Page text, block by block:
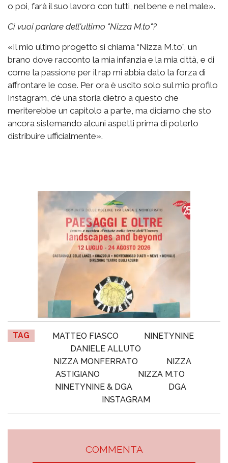
o poi, farà il suo lavoro con tutti, nel bene e nel male».
Ci vuoi parlare dell'ultimo "Nizza M.to"?
«Il mio ultimo progetto si chiama “Nizza M.to”, un
brano dove racconto la mia infanzia e la mia città, e di
come la passione per il rap mi abbia dato la forza di
affrontare le cose. Per ora è uscito solo sul mio profilo
Instagram, c’è una storia dietro a questo che
meriterebbe un capitolo a parte, ma diciamo che sto
ancora sistemando alcuni aspetti prima di poterlo
distribuire ufficialmente».
TAG MATTEO FIASCO
NINETYNINE
DANIELE ALLUTO
NIZZA MONFERRATO
NIZZA
ASTIGIANO
NIZZA M.TO
NINETYNINE & DGA
DGA
INSTAGRAM
COMMENTA